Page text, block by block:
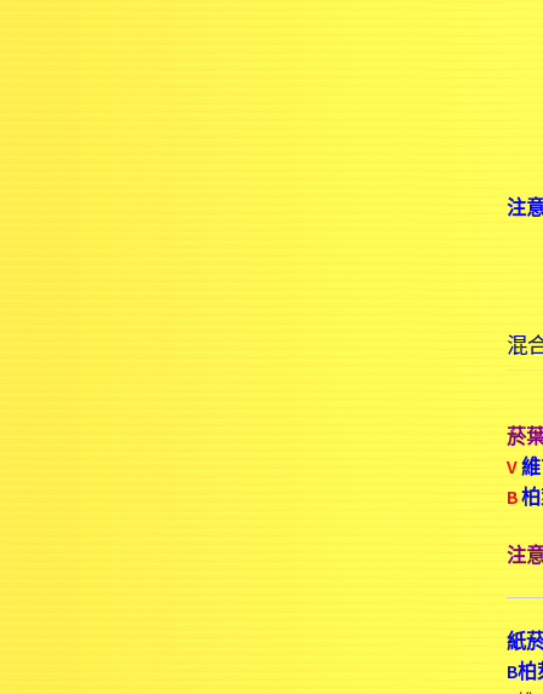
注
混
菸
V維
B柏
注
紙
B柏